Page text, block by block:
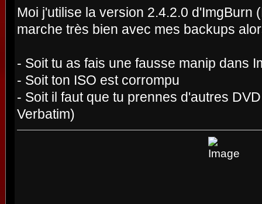
Moi j'utilise la version 2.4.2.0 d'ImgBurn
marche très bien avec mes backups
- Soit tu as fais une fausse manip dans
- Soit ton ISO est corrompu
- Soit il faut que tu prennes d'autres
Verbatim)